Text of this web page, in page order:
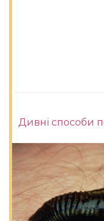
Дивні способи